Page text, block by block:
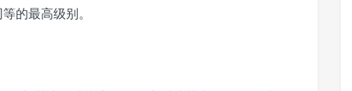
的最高级别。